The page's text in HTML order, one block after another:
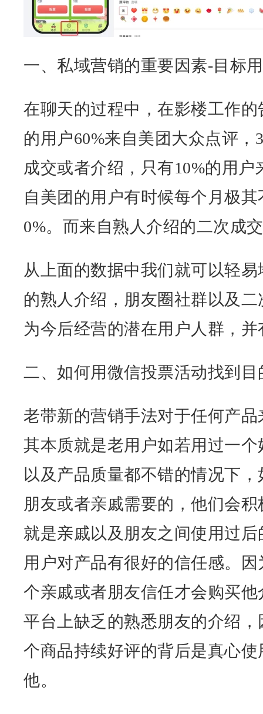
一、私域营销的重要因素-目标
在聊天的过程中，在影楼工作
的用户60%来自美团大众点评，
成交或者介绍，只有10%的用
自美团的用户有时候每个月极
0%。而来自熟人介绍的二次成
从上面的数据中我们就可以轻
的熟人介绍，朋友圈社群以及
为今后经营的潜在用户人群，
二、如何用微信投票活动找到目
老带新的营销手法对于任何产
其本质就是老用户如若用过一
以及产品质量都不错的情况下
朋友或者亲戚需要的，他们会
就是亲戚以及朋友之间使用过
用户对产品有很好的信任感。
个亲戚或者朋友信任才会购买
平台上缺乏的熟悉朋友的介绍
个商品持续好评的背后是真心
他。